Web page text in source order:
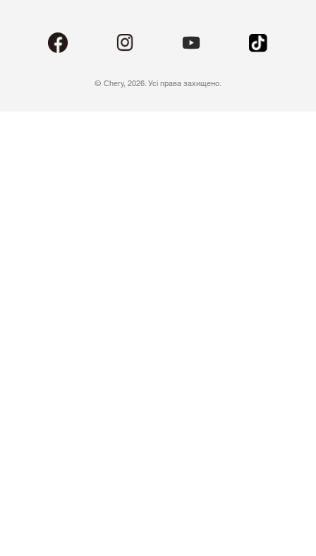
© Chery, 2026. Усі права захищено.